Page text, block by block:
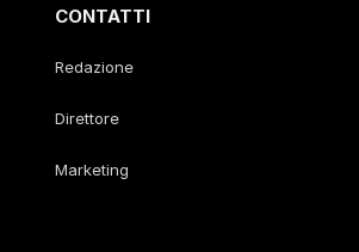
CONTATTI
Redazione
Direttore
Marketing